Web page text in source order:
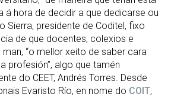
á hora de decidir a que dedicarse ou
Sierra, presidente de Coditel, fixo
de que docentes, colexios e
“o mellor xeito de saber cara
profesión”, algo que tamén
do CEET, Andrés Torres. Desde
Evaristo Río, en nome do COIT,